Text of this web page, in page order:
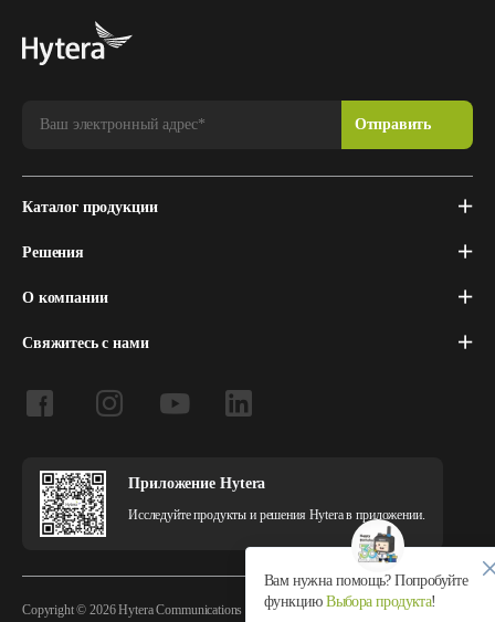
Каталог продукции
Решения
О компании
Свяжитесь с нами
Приложение Hytera
Исследуйте продукты и решения Hytera в приложении.
Copyright © 2026 Hytera Communications Corporation Limited All Rights Reserved
Вам нужна помощь? Попробуйте
функциюВыбора продукта!